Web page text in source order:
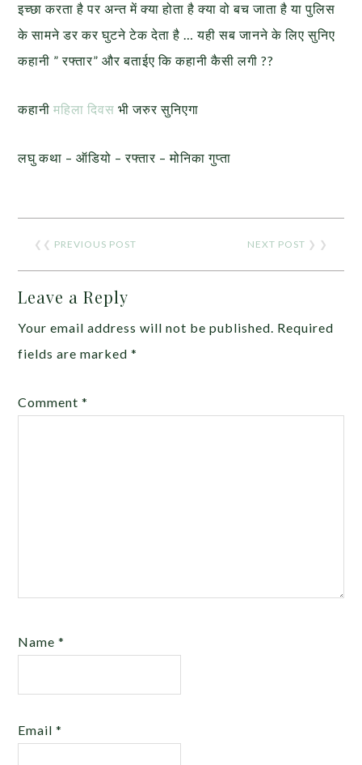
इच्छा करता है पर अन्त में क्या होता है क्या वो बच जाता है या पुलिस
के सामने डर कर घुटने टेक देता है … यही सब जानने के लिए सुनिए
कहानी ” रफ्तार” और बताईए कि कहानी कैसी लगी ??
कहानीमहिला दिवस भी जरुर सुनिएगा
लघु कथा – ऑडियो – रफ्तार – मोनिका गुप्ता
❮❮ PREVIOUS POST NEXT POST ❯ ❯
Leave a Reply
Your email address will not be published. Required
fields are marked*
Comment*
Name*
Email*